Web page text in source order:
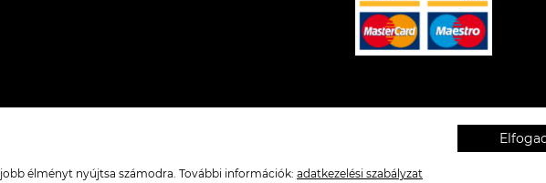
élményt nyújtsa számodra. További információk: adatkezelési szabályzat